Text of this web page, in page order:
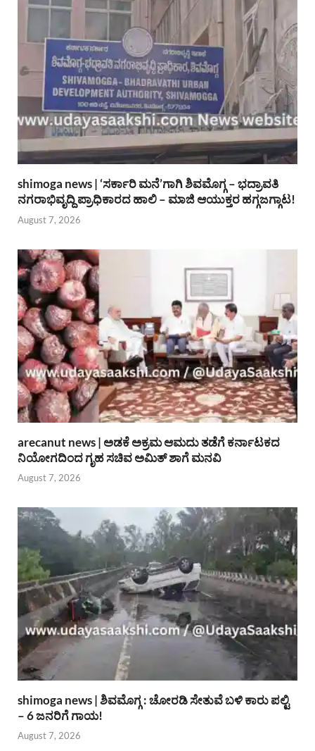
shimoga news | ‘ಸರ್ಕಾರಿ ಮನೆ’ಗಾಗಿ ಶಿವಮೊಗ್ಗ – ಭದ್ರಾವತಿ
ನಗರಾಭಿವೃದ್ದಿ ಪ್ರಾಧಿಕಾರದ ಹಾಲಿ – ಮಾಜಿ ಆಯುಕ್ತರ ಹಗ್ಗಜಗ್ಗಾಟ!
August 7, 2026
arecanut news | ಅಡಕೆ ಅಕ್ರಮ ಆಮದು ತಡೆಗೆ ಕರ್ನಾಟಕದ
ನಿಯೋಗದಿಂದ ಗೃಹ ಸಚಿವ ಅಮಿತ್ ಶಾಗೆ ಮನವಿ
August 7, 2026
shimoga news | ಶಿವಮೊಗ್ಗ : ಚೋರಡಿ ಸೇತುವೆ ಬಳಿ ಕಾರು ಪಲ್ಟಿ
– 6 ಜನರಿಗೆ ಗಾಯ!
August 7, 2026